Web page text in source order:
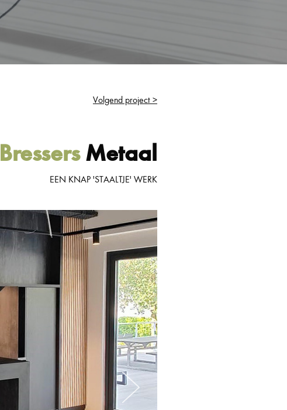
Volgend project >
BressersMetaal
EEN KNAP 'STAALTJE' WERK